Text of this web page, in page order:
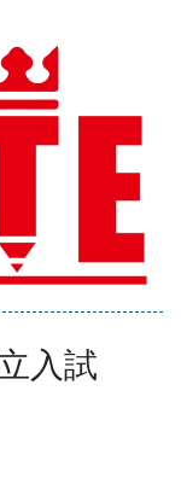
横浜
・蒔
高校
数制
地域で人気の少人
入試